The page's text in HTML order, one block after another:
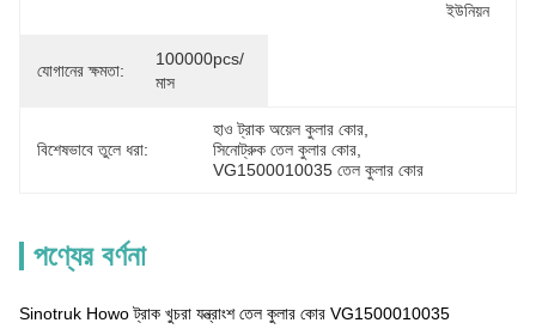
ইউনিয়ন
যোগানের ক্ষমতা:
100000pcs/
মাস
বিশেষভাবে তুলে ধরা:
হাও ট্রাক অয়েল কুলার কোর
সিনোট্রুক তেল কুলার কোর
VG1500010035 তেল কুলার কোর
পণ্যের বর্ণনা
Sinotruk Howo ট্রাক খুচরা যন্ত্রাংশ তেল কুলার কোর VG1500010035